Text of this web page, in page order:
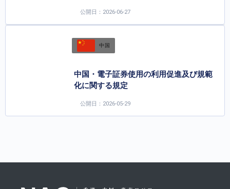
公開日：2026-06-27
中国
中国・電子証券使用の利用促進及び規範
化に関する規定
公開日：2026-05-29